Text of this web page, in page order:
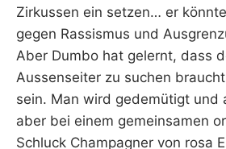
Zirkussen ein setzen… er
gegen Rassismus und
Aber Dumbo hat gelernt, dass
Aussenseiter zu suchen
sein. Man wird gedemütigt und
aber bei einem gemeinsamen
Schluck Champagner von rosa